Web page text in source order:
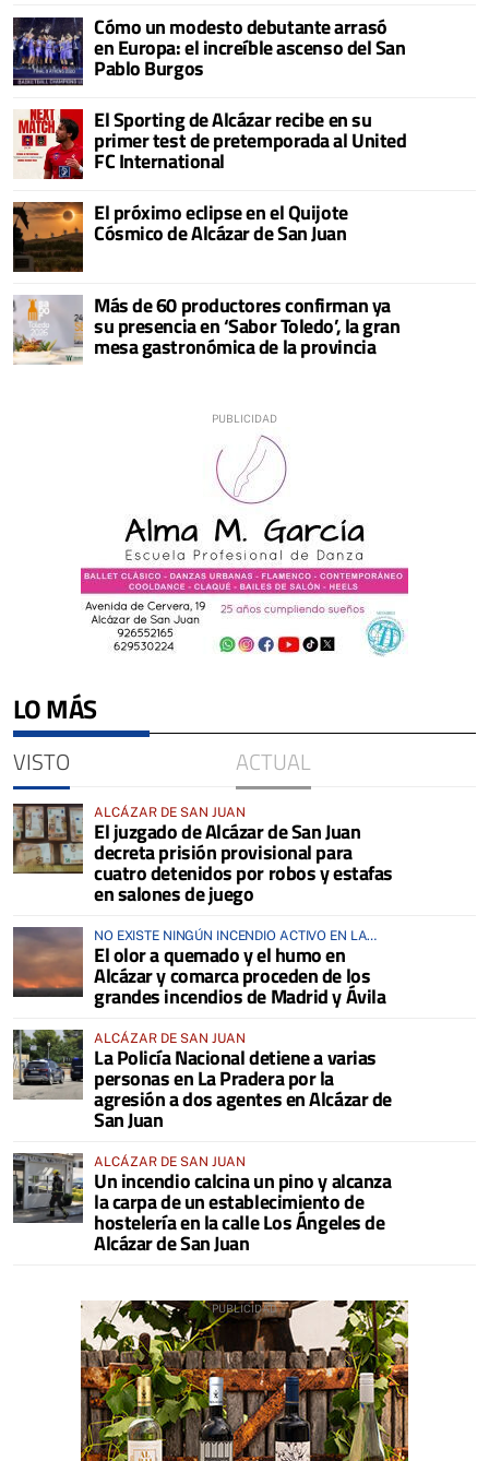
Cómo un modesto debutante arrasó
en Europa: el increíble ascenso del San
Pablo Burgos
El Sporting de Alcázar recibe en su
primer test de pretemporada al United
FC International
El próximo eclipse en el Quijote
Cósmico de Alcázar de San Juan
Más de 60 productores confirman ya
su presencia en ‘Sabor Toledo’, la gran
mesa gastronómica de la provincia
LO MÁS
VISTO ACTUAL
ALCÁZAR DE SAN JUAN
El juzgado de Alcázar de San Juan
decreta prisión provisional para
cuatro detenidos por robos y estafas
en salones de juego
NO EXISTE NINGÚN INCENDIO ACTIVO EN LA
COMARCA
El olor a quemado y el humo en
Alcázar y comarca proceden de los
grandes incendios de Madrid y Ávila
ALCÁZAR DE SAN JUAN
La Policía Nacional detiene a varias
personas en La Pradera por la
agresión a dos agentes en Alcázar de
San Juan
ALCÁZAR DE SAN JUAN
Un incendio calcina un pino y alcanza
la carpa de un establecimiento de
hostelería en la calle Los Ángeles de
Alcázar de San Juan